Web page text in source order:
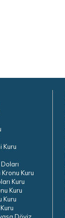
Kuru
Kuru
Kuru
Kuru
Kuru
Döviz